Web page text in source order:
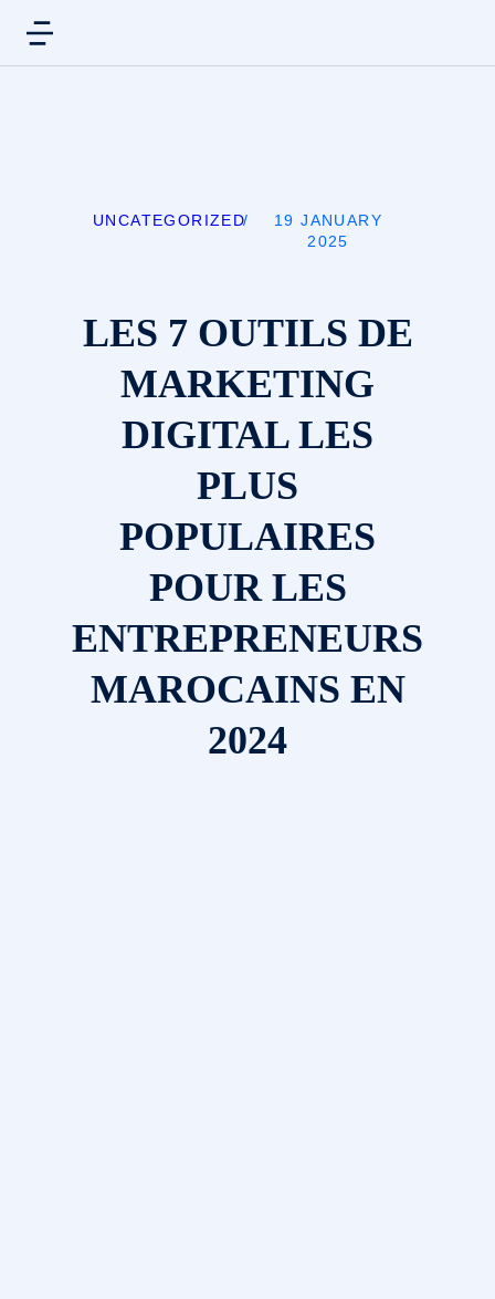
UNCATEGORIZED/
19 JANUARY
2025
LES 7 OUTILS DE
MARKETING
DIGITAL LES
PLUS
POPULAIRES
POUR LES
ENTREPRENEURS
MAROCAINS EN
2024